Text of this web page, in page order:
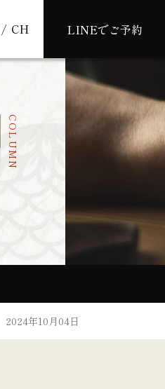
CH LINEでご予約
COLUMN
2024年10月04日